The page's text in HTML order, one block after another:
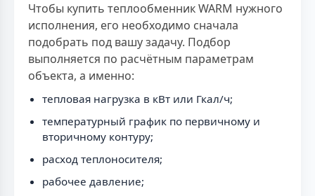
Чтобы купить теплообменник WARM нужного
исполнения, его необходимо сначала
подобрать под вашу задачу. Подбор
выполняется по расчётным параметрам
объекта, а именно:
тепловая нагрузка в кВт или Гкал/ч;
температурный график по первичному и
вторичному контуру;
расход теплоносителя;
рабочее давление;